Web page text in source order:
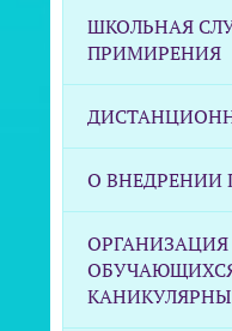
ШКОЛЬНАЯ
ПРИМИРЕНИЯ
О ВНЕДРЕНИИ
ОРГАНИЗАЦИЯ